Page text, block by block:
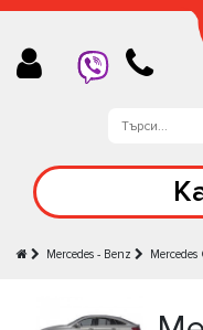
Mercedes - Benz